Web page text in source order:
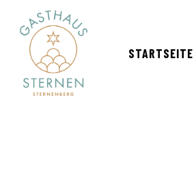
content
STARTSEITE